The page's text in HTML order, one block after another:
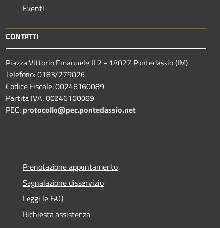
Eventi
CONTATTI
Piazza Vittorio Emanuele II 2 - 18027 Pontedassio (IM)
Telefono: 0183/279026
Codice Fiscale: 00246160089
Partita IVA: 00246160089
PEC: protocollo@pec.pontedassio.net
Prenotazione appuntamento
Segnalazione disservizio
Leggi le FAQ
Richiesta assistenza